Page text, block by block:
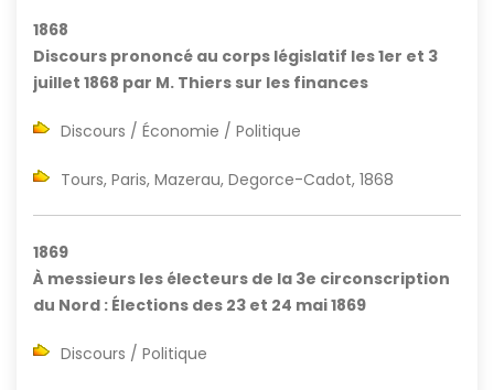
1868
Discours prononcé au corps législatif les 1er et 3
juillet 1868 par M. Thiers sur les finances
Discours / Économie / Politique
Tours, Paris, Mazerau, Degorce-Cadot, 1868
1869
À messieurs les électeurs de la 3e circonscription
du Nord : Élections des 23 et 24 mai 1869
Discours / Politique